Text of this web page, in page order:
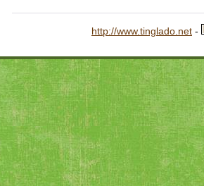
http://www.tinglado.net -